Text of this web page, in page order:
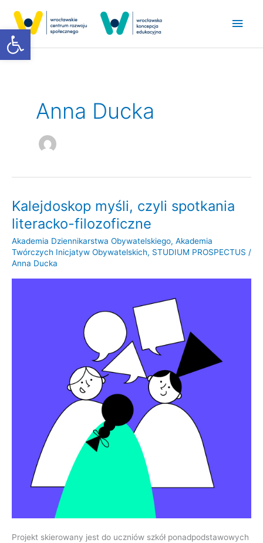
Otwórz pasek narzędzi
treści
Anna Ducka
Kalejdoskop myśli, czyli spotkania
literacko-filozoficzne
Akademia Dziennikarstwa Obywatelskiego, Akademia
Twórczych Inicjatyw Obywatelskich, STUDIUM PROSPECTUS /
Anna Ducka
Projekt skierowany jest do uczniów szkół ponadpodstawowych
Kalejdoskop
myśli,
czyli
spotkania
literacko-
filozoficzne